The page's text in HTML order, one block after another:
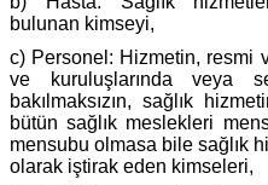
bulunan kimseyi,
c) Personel: Hizmetin, resmi
ve kuruluşlarında veya
bakılmaksızın, sağlık
bütün sağlık meslekleri
mensubu olmasa bile sağlık
olarak iştirak eden kimseleri,